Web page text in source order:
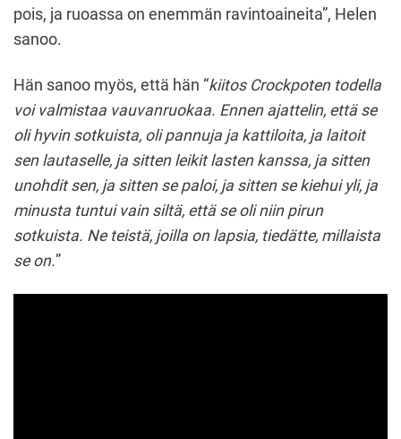
pois, ja ruoassa on enemmän ravintoaineita”, Helen
sanoo.
Hän sanoo myös, että hän “kiitos Crockpoten todella
voi valmistaa vauvanruokaa. Ennen ajattelin, että se
oli hyvin sotkuista, oli pannuja ja kattiloita, ja laitoit
sen lautaselle, ja sitten leikit lasten kanssa, ja sitten
unohdit sen, ja sitten se paloi, ja sitten se kiehui yli, ja
minusta tuntui vain siltä, että se oli niin pirun
sotkuista. Ne teistä, joilla on lapsia, tiedätte, millaista
se on.”